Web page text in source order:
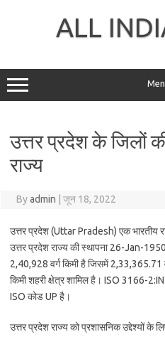
ALL
उत्तर प्रदेश के जिलों
राज्य
Byadmin जून 18, 2022
उत्तर प्रदेश (Uttar Pradesh) एक भारतीय
उत्तर प्रदेश राज्य की स्थापना 26-Jan-
2,40,928 वर्ग किमी है जिसमें 2,33,365.71
किमी शहरी क्षेत्र शामिल है। ISO 3166-
ISO कोड UP है।
उत्तर प्रदेश राज्य को प्रशासनिक उद्देश्यों के